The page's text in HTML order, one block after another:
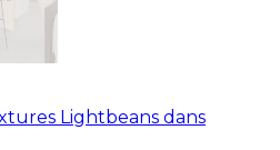
Lightbeans dans